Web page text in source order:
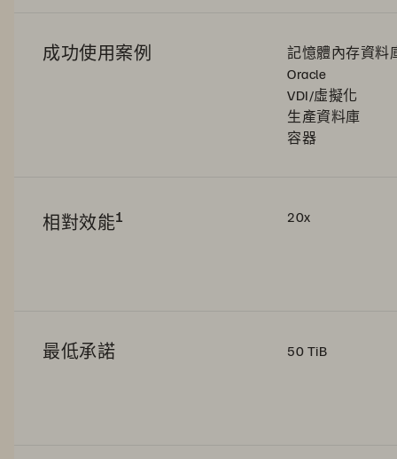
成功使用案例
記憶體內存資料
Oracle
VDI/虛擬化
生產資料庫
容器
相對效能1 20x
最低承諾 50 TiB